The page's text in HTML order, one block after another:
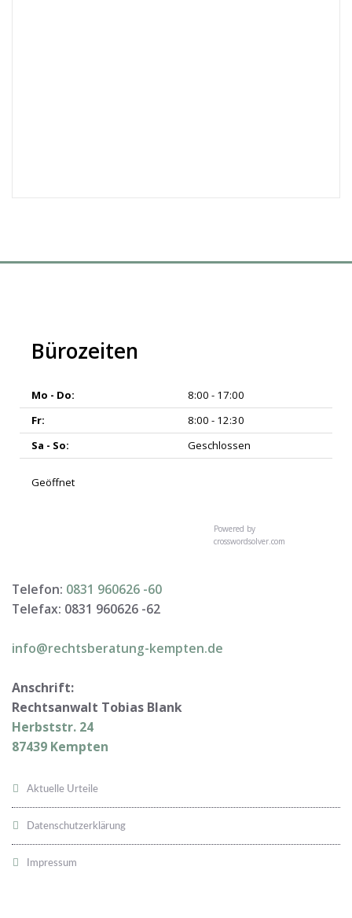
Bürozeiten
Mo - Do:
8:00 - 17:00
Fr:
8:00 - 12:30
Sa - So:
Geschlossen
Geöffnet
Powered by
crosswordsolver.com
Telefon: 0831 960626 -60
Telefax: 0831 960626 -62
info@rechtsberatung-kempten.de
Anschrift:
Rechtsanwalt Tobias Blank
Herbststr. 24
87439 Kempten
Aktuelle Urteile
Datenschutzerklärung
Impressum